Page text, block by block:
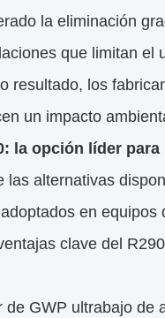
la eliminación
que limitan el
resultado, los
un impacto
la opción líder
las alternativas
en equipos
clave del
de GWP ultrabajo de